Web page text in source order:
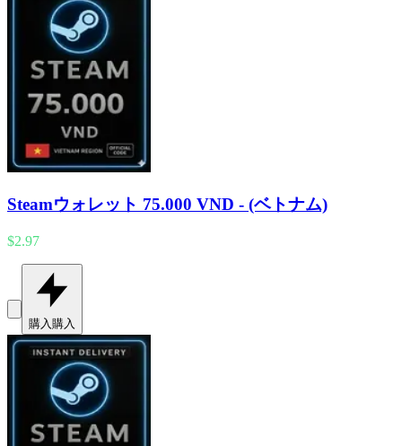
Steamウォレット 75.000 VND - (ベトナム)
$2.97
購入 購入